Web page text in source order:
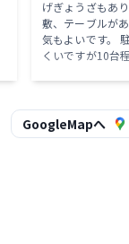
げぎょうざもあ
敷、テーブルが
気もよいです。
くいですが10台
GoogleMapへ